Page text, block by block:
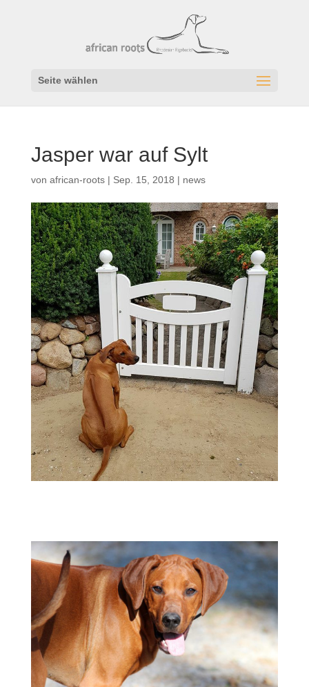
Seite wählen
Jasper war auf Sylt
von african-roots| Sep. 15, 2018 | news